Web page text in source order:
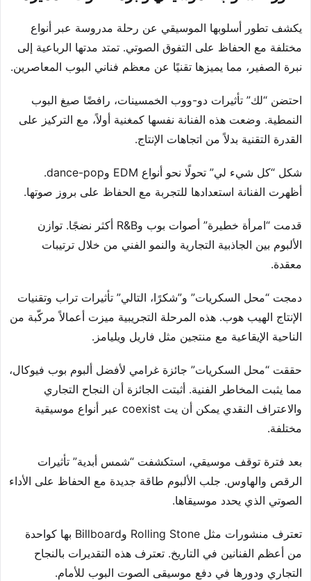
يكشف تطور أسلوبها الموسيقي عن رحلة مدروسة عبر أنواع
مختلفة مع الحفاظ على التفوق الصوتي. تمتد مدتها الرباعية إلى
نبرة الصفير، مما يميزها تقنيًا عن معظم فناني البوب المعاصرين.
احتضن “لك” تأثيرات دو-ووب الخمسينات، رافضًا صيغ البوب
النمطية. وضعت هذه الفنانة نفسها كمغنية أولاً، مع التركيز على
القدرة التقنية بدلاً من اتجاهات الإنتاج.
شكل “كل شيء لي” تحولًا نحو أنواع EDM وdance-pop.
أظهرت الفنانة استعدادها للتجربة مع الحفاظ على بروز صوتها.
قدمت “امرأة خطيرة” أصوات بوب وR&B أكثر نضجًا. توازن
الألبوم بين الجاذبية التجارية والنمو الفني من خلال ترتيبات
معقدة.
دمجت “محل السكريات” و”شكرًا، التالي” تأثيرات تراب وتقنيات
الإنتاج الهيب هوب. هذه المرحلة التجريبية ميزت أعمالاً مركّبة من
الناحية الإيقاعية مع منتجين مثل فاريل ويليامز.
حققت “محل السكريات” جائزة غرامي لأفضل ألبوم بوب فيوكال،
مما يثبت المخاطر الفنية. أثبتت الجائزة أن النجاح التجاري
والاعتراف النقدي يمكن أن يت coexist عبر أنواع موسيقية
مختلفة.
بعد فترة توقف موسيقي، استكشفت “شمس أبدية” تأثيرات
الرقص والهاوس. جلب الألبوم طاقة جديدة مع الحفاظ على الأداء
الصوتي الذي يحدد موسيقاها.
تعترف منشورات مثل Rolling Stone وBillboard بها كواحدة
من أعظم الفنانين في التاريخ. تعترف هذه التقديرات بالنجاح
التجاري ودورها في دفع موسيقى الصوت البوب للأمام.